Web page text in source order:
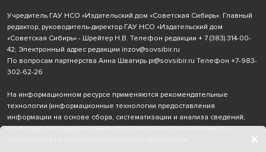
Учредитель ГАУ НСО «Издательский дом «Советская Сибирь». Главный
редактор, руководитель-директор ГАУ НСО «Издательский дом
«Советская Сибирь» - Шрейтер Н.В. Телефон редакции + 7 (383) 314-00-
42; Электронный адрес редакции inzov@sovsibir.ru
По вопросам партнерства Анна Швагирь pr@sovsibir.ru Телефон +7-983-
302-62-26
На информационном ресурсе применяются рекомендательные
технологии (информационные технологии предоставления
информации на основе сбора, систематизации и анализа сведений,
относящихся к предпочтениям пользователей сети «Интернет»,